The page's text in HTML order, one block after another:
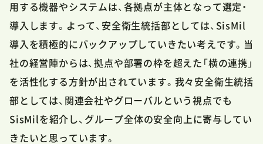
用する機器やシステムは、各拠点が主体となって選定・
導入します。よって、安全衛生統括部としては、SisMil
導入を積極的にバックアップしていきたい考えです。当
社の経営陣からは、拠点や部署の枠を超えた「横の連携」
を活性化する方針が出されています。我々安全衛生統括
部としては、関連会社やグローバルという視点でも
SisMilを紹介し、グループ全体の安全向上に寄与してい
きたいと思っています。